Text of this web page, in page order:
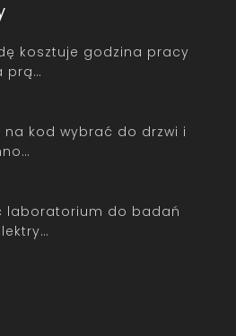
kosztuje godzina pracy
prą…
na kod wybrać do drzwi i
laboratorium do badań